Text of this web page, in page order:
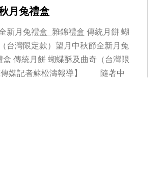
月兔禮盒
新月兔禮盒_雜錦禮盒 傳統月餅 蝴
台灣限定款）望月中秋節全新月兔
盒 傳統月餅 蝴蝶酥及曲奇（台灣限
傳媒記者蘇松濤報導】 隨著中